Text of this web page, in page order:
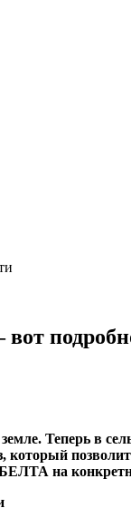
Теперь в
на